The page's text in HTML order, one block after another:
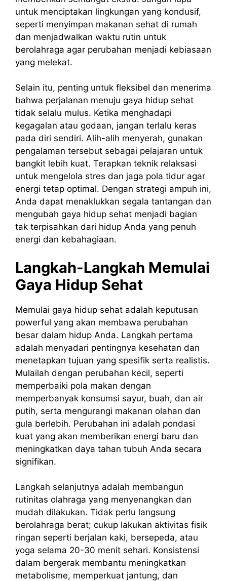
untuk menciptakan lingkungan yang kondusif,
seperti menyimpan makanan sehat di rumah
dan menjadwalkan waktu rutin untuk
berolahraga agar perubahan menjadi kebiasaan
yang melekat.
Selain itu, penting untuk fleksibel dan menerima
bahwa perjalanan menuju gaya hidup sehat
tidak selalu mulus. Ketika menghadapi
kegagalan atau godaan, jangan terlalu keras
pada diri sendiri. Alih-alih menyerah, gunakan
pengalaman tersebut sebagai pelajaran untuk
bangkit lebih kuat. Terapkan teknik relaksasi
untuk mengelola stres dan jaga pola tidur agar
energi tetap optimal. Dengan strategi ampuh ini,
Anda dapat menaklukkan segala tantangan dan
mengubah gaya hidup sehat menjadi bagian
tak terpisahkan dari hidup Anda yang penuh
energi dan kebahagiaan.
Langkah-Langkah Memulai
Gaya Hidup Sehat
Memulai gaya hidup sehat adalah keputusan
powerful yang akan membawa perubahan
besar dalam hidup Anda. Langkah pertama
adalah menyadari pentingnya kesehatan dan
menetapkan tujuan yang spesifik serta realistis.
Mulailah dengan perubahan kecil, seperti
memperbaiki pola makan dengan
memperbanyak konsumsi sayur, buah, dan air
putih, serta mengurangi makanan olahan dan
gula berlebih. Perubahan ini adalah pondasi
kuat yang akan memberikan energi baru dan
meningkatkan daya tahan tubuh Anda secara
signifikan.
Langkah selanjutnya adalah membangun
rutinitas olahraga yang menyenangkan dan
mudah dilakukan. Tidak perlu langsung
berolahraga berat; cukup lakukan aktivitas fisik
ringan seperti berjalan kaki, bersepeda, atau
yoga selama 20-30 menit sehari. Konsistensi
dalam bergerak membantu meningkatkan
metabolisme, memperkuat jantung, dan